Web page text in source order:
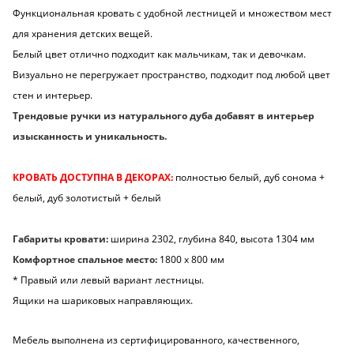
Функциональная кровать с удобной лестницей и множеством мест
для хранения детских вещей.
Белый цвет отлично подходит как мальчикам, так и девочкам.
Визуально не перегружает пространство, подходит под любой цвет
стен и интерьер.
Трендовые ручки из натурального дуба добавят в интерьер
изысканность и уникальность.
КРОВАТЬ ДОСТУПНА В ДЕКОРАХ: полностью белый, дуб сонома +
белый, дуб золотистый + белый
Габариты кровати: ширина 2302, глубина 840, высота 1304 мм
Комфортное спальное место: 1800 х 800 мм
* Правый или левый вариант лестницы.
Ящики на шариковых направляющих.
Мебель выполнена из сертифицированного, качественного,